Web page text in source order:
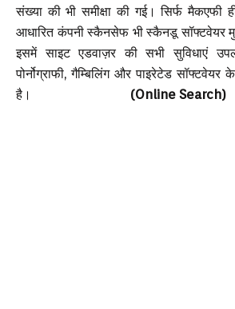
संख्या की भी समीक्षा की गई। सिर्फ मैकएफी
आधारित कंपनी स्कैनसेफ भी स्कैनडू सॉफ्टवेयर
इसमें साइट एडवाज़र की सभी सुविधाएं
पोर्नोग्राफी, गैम्बिलिंग और पाइरेटेड सॉफ्टवेयर
है।
(Online Search)